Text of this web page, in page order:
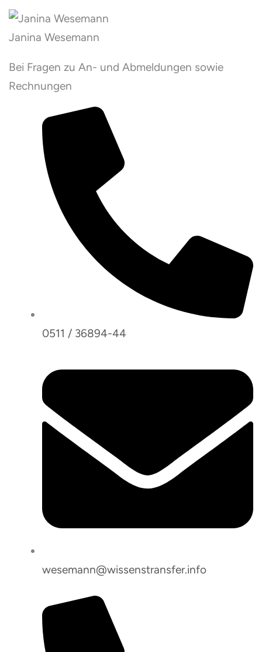
Janina Wesemann
Bei Fragen zu An- und Abmeldungen sowie
Rechnungen
0511 / 36894-44
wesemann@wissenstransfer.info